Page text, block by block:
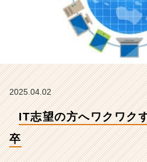
Z
E
N
n
t
a
t
2025.04.02
IT志望の方へワクワ
卒